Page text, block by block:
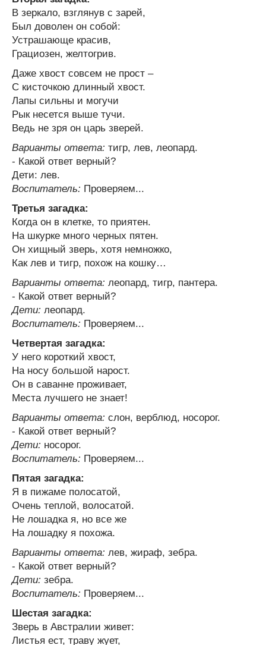
В зеркало, взглянув с зарей,
Был доволен он собой:
Устрашающе красив,
Грациозен, желтогрив.
Даже хвост совсем не прост –
С кисточкою длинный хвост.
Лапы сильны и могучи
Рык несется выше тучи.
Ведь не зря он царь зверей.
Варианты ответа: тигр, лев, леопард.
- Какой ответ верный?
Дети: лев.
Воспитатель: Проверяем...
Третья загадка:
Когда он в клетке, то приятен.
На шкурке много черных пятен.
Он хищный зверь, хотя немножко,
Как лев и тигр, похож на кошку…
Варианты ответа: леопард, тигр, пантера.
- Какой ответ верный?
Дети: леопард.
Воспитатель: Проверяем...
Четвертая загадка:
У него короткий хвост,
На носу большой нарост.
Он в саванне проживает,
Места лучшего не знает!
Варианты ответа: слон, верблюд, носорог.
- Какой ответ верный?
Дети: носорог.
Воспитатель: Проверяем...
Пятая загадка:
Я в пижаме полосатой,
Очень теплой, волосатой.
Не лошадка я, но все же
На лошадку я похожа.
Варианты ответа: лев, жираф, зебра.
- Какой ответ верный?
Дети: зебра.
Воспитатель: Проверяем...
Шестая загадка:
Зверь в Австралии живет:
Листья ест, траву жует,